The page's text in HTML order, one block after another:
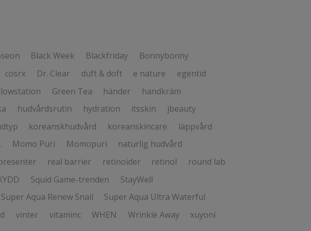
Black Week Blackfriday
Bonnybonny
cosrx Dr. Clear duft & doft e nature
egentid
Green Tea händer
handkräm
hudvårdsrutin hydration itsskin
jbeauty
koreanskhudvård koreanskincare
läppvård
Momo Puri Momopuri
naturlig hudvård
real barrier retinoider retinol
round lab
Squid Game-trenden
StayWell
Super Aqua Renew Snail
Super Aqua Ultra Waterful
vinter vitaminc WHEN Wrinkle Away
xuyoni